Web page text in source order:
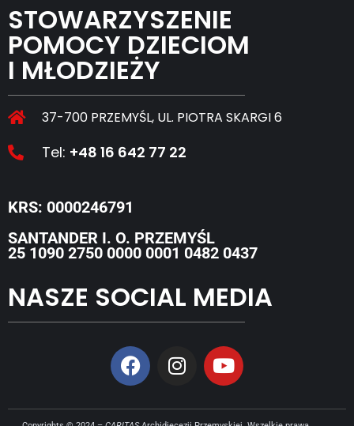
STOWARZYSZENIE
POMOCY DZIECIOM
I MŁODZIEŻY
37-700 PRZEMYŚL, UL. PIOTRA SKARGI 6
Tel: +48 16 642 77 22
KRS: 0000246791
SANTANDER I. O. PRZEMYŚL
25 1090 2750 0000 0001 0482 0437
NASZE SOCIAL MEDIA